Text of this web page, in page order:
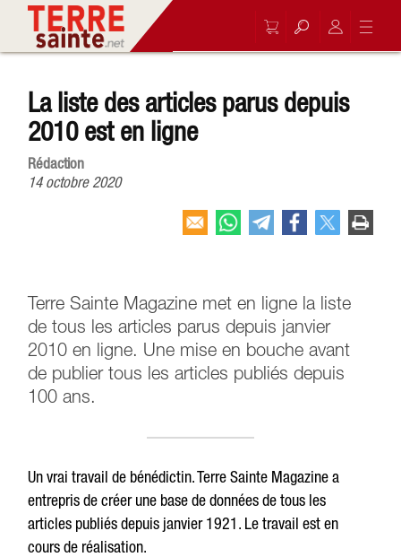
La liste des articles parus depuis
2010 est en ligne
Rédaction
14 octobre 2020
Terre Sainte Magazine met en ligne la liste
de tous les articles parus depuis janvier
2010 en ligne. Une mise en bouche avant
de publier tous les articles publiés depuis
100 ans.
Un vrai travail de bénédictin. Terre Sainte Magazine a
entrepris de créer une base de données de tous les
articles publiés depuis janvier 1921. Le travail est en
cours de réalisation.